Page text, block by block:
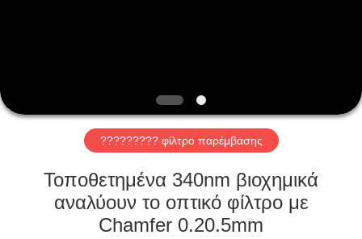
ΓΎΡΟΣ
ΕΡΓΟΣΤΑΣΊΩΝ
ΠΟΙΟΤΙΚΌΣ
ΈΛΕΓΧΟΣ
????????? φίλτρο παρέμβασης
Τοποθετημένα 340nm βιοχημικά
αναλύουν το οπτικό φίλτρο με
Chamfer 0.20.5mm